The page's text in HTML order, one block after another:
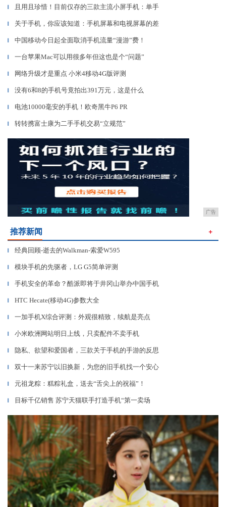
▎ 且用且珍惜！目前仅存的三款主流小屏手机：单手
▎ 关于手机，你应该知道：手机屏幕和电视屏幕的差
▎ 中国移动今日起全面取消手机流量“漫游”费！
▎ 一台苹果Mac可以用很多年但这也是个“问题”
▎ 网络升级才是重点 小米4移动4G版评测
▎ 没有6和8的手机号竟拍出391万元，这是什么
▎ 电池10000毫安的手机！欧奇黑牛P6 PR
▎ 转转携富士康为二手手机交易“立规范”
广告
推荐新闻 ＋
▎ 经典回顾-逝去的Walkman-索爱W595
▎ 模块手机的先驱者，LG G5简单评测
▎ 手机安全的革命？酷派即将于井冈山举办中国手机
▎ HTC Hecate(移动4G)参数大全
▎ 一加手机X综合评测：外观很精致，续航是亮点
▎ 小米欧洲网站明日上线，只卖配件不卖手机
▎ 隐私、欲望和爱国者，三款关于手机的手游的反思
▎ 双十一来苏宁以旧换新，为您的旧手机找一个安心
▎ 元祖龙粽：糕粽礼盒，送去“舌尖上的祝福”！
▎ 目标千亿销售 苏宁天猫联手打造手机“第一卖场